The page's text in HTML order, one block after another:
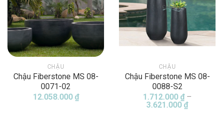
CHẬU
Chậu Fiberstone MS 08-
0071-02
12.058.000 ₫
CHẬU
Chậu Fiberstone MS 08-
0088-S2
1.712.000 ₫ –
3.621.000 ₫Khoảng